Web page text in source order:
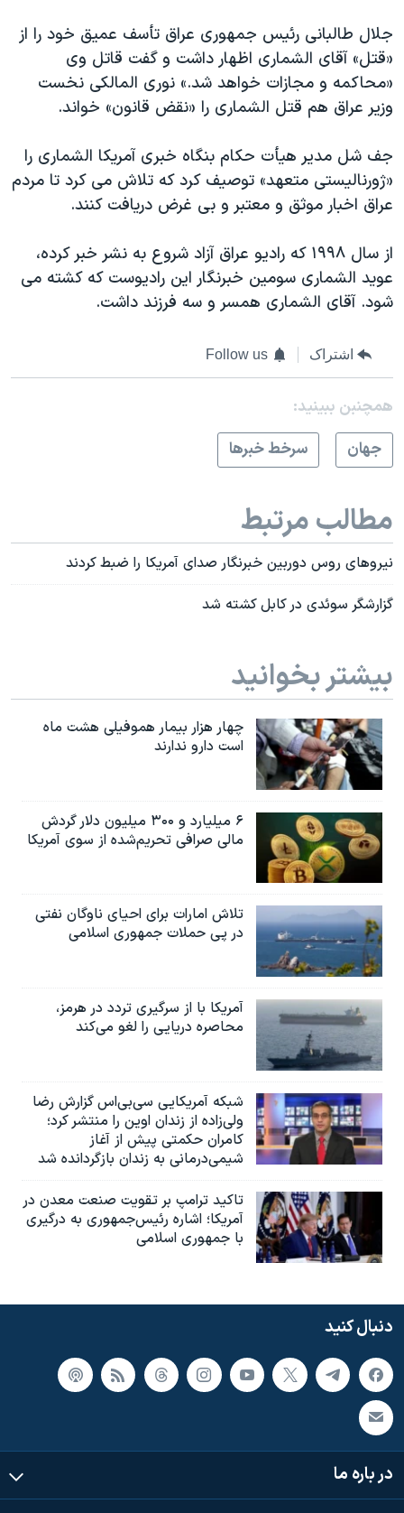
جلال طالبانی رئیس جمهوری عراق تأسف عمیق خود را از
«قتل» آقای الشماری اظهار داشت و گفت قاتل وی
«محاکمه و مجازات خواهد شد.» نوری المالکی نخست
وزیر عراق هم قتل الشماری را «نقض قانون» خواند.
جف شل مدیر هیأت حکام بنگاه خبری آمریکا الشماری را
«ژورنالیستی متعهد» توصیف کرد که تلاش می کرد تا مردم
عراق اخبار موثق و معتبر و بی غرض دریافت کنند.
از سال ۱۹۹۸ که رادیو عراق آزاد شروع به نشر خبر کرده،
عوید الشماری سومین خبرنگار این رادیوست که کشته می
شود. آقای الشماری همسر و سه فرزند داشت.
اشتراک Follow us
همچنبن ببینید:
جهان
سرخط خبرها
مطالب مرتبط
نیروهای روس دوربین خبرنگار صدای آمریکا را ضبط کردند
گزارشگر سوئدی در کابل کشته شد
بیشتر بخوانید
چهار هزار بیمار هموفیلی هشت ماه
است دارو ندارند
۶ میلیارد و ۳۰۰ میلیون دلار گردش
مالی صرافی تحریم‌شده از سوی آمریکا
تلاش امارات برای احیای ناوگان نفتی
در پی حملات جمهوری اسلامی
آمریکا با از سرگیری تردد در هرمز،
محاصره دریایی را لغو می‌کند
شبکه آمریکایی سی‌بی‌‌اس گزارش رضا
ولی‌زاده از زندان اوین را منتشر کرد؛
کامران حکمتی پیش از آغاز
شیمی‌درمانی به زندان بازگردانده شد
تاکید ترامپ بر تقویت صنعت معدن در
آمریکا؛ اشاره رئیس‌جمهوری به درگیری
با جمهوری اسلامی
دنبال کنید
در باره ما